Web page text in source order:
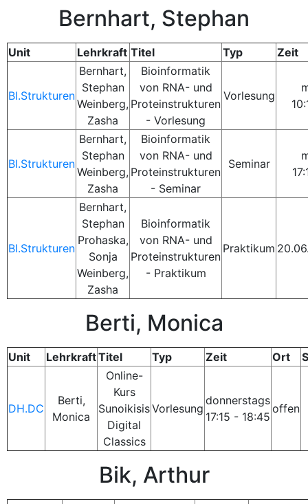
Bernhart, Stephan
Unit Lehrkraft Titel Typ Zeit
BI.Strukturen
Bernhart,
Stephan
Weinberg,
Zasha
Bioinformatik
von RNA- und
Proteinstrukturen
- Vorlesung
Vorlesung
BI.Strukturen
Bernhart,
Stephan
Weinberg,
Zasha
Bioinformatik
von RNA- und
Proteinstrukturen
- Seminar
Seminar
BI.Strukturen
Bernhart,
Stephan
Prohaska,
Sonja
Weinberg,
Zasha
Bioinformatik
von RNA- und
Proteinstrukturen
- Praktikum
Praktikum
Berti, Monica
Unit LehrkraftTitel Typ Zeit Ort
DH.DC
Berti,
Monica
Online-
Kurs
Sunoikisis
Digital
Classics
Vorlesung
donnerstags
17:15 - 18:45
offen
Bik, Arthur